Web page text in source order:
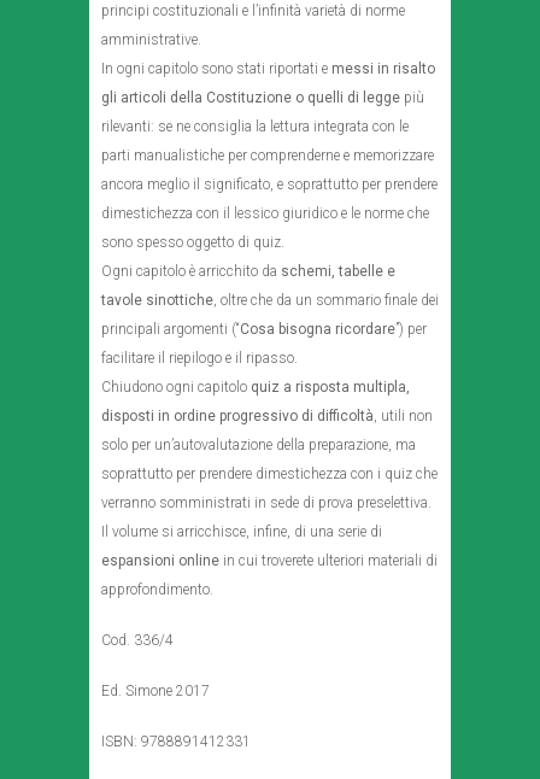
principi costituzionali e l’infinità varietà di norme
amministrative.
In ogni capitolo sono stati riportati e messi in risalto
gli articoli della Costituzione o quelli di legge più
rilevanti: se ne consiglia la lettura integrata con le
parti manualistiche per comprenderne e memorizzare
ancora meglio il significato, e soprattutto per prendere
dimestichezza con il lessico giuridico e le norme che
sono spesso oggetto di quiz.
Ogni capitolo è arricchito da schemi, tabelle e
tavole sinottiche, oltre che da un sommario finale dei
principali argomenti (“Cosa bisogna ricordare”) per
facilitare il riepilogo e il ripasso.
Chiudono ogni capitolo quiz a risposta multipla,
disposti in ordine progressivo di difficoltà, utili non
solo per un’autovalutazione della preparazione, ma
soprattutto per prendere dimestichezza con i quiz che
verranno somministrati in sede di prova preselettiva.
Il volume si arricchisce, infine, di una serie di
espansioni online in cui troverete ulteriori materiali di
approfondimento.
Cod. 336/4
Ed. Simone 2017
ISBN: 9788891412331